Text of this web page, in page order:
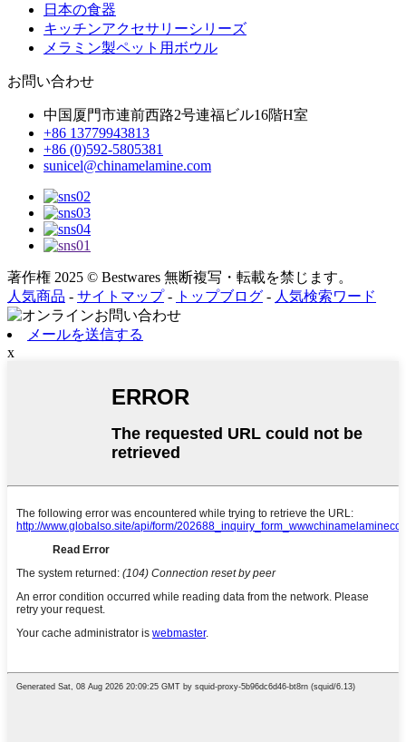
日本の食器
キッチンアクセサリーシリーズ
メラミン製ペット用ボウル
お問い合わせ
中国厦門市連前西路2号連福ビル16階H室
+86 13779943813
+86 (0)592-5805381
sunicel@chinamelamine.com
著作権 2025 © Bestwares 無断複写・転載を禁じます。
人気商品 - サイトマップ- トップブログ - 人気検索ワード
メールを送信する
x